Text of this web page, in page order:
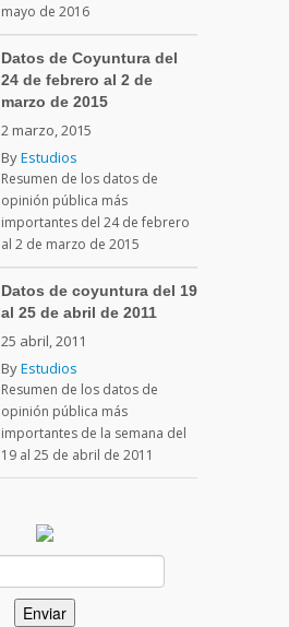
mayo de 2016
Datos de Coyuntura del
24 de febrero al 2 de
marzo de 2015
2 marzo, 2015
ByEstudios
Resumen de los datos de
opinión pública más
importantes del 24 de febrero
al 2 de marzo de 2015
Datos de coyuntura del 19
al 25 de abril de 2011
25 abril, 2011
ByEstudios
Resumen de los datos de
opinión pública más
importantes de la semana del
19 al 25 de abril de 2011